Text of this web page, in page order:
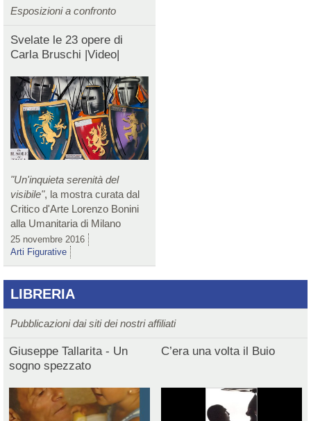
Esposizioni a confronto
Svelate le 23 opere di
Carla Bruschi |Video|
"Un'inquieta serenità del
visibile", la mostra curata dal
Critico d'Arte Lorenzo Bonini
alla Umanitaria di Milano
25 novembre 2016
Arti Figurative
LIBRERIA
Pubblicazioni dai siti dei nostri affiliati
Giuseppe Tallarita - Un
sogno spezzato
C’era una volta il Buio